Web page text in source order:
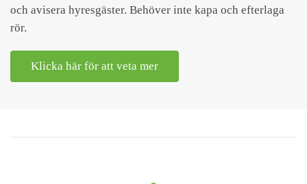
och avisera hyresgäster. Behöver inte kapa och efterlaga
rör.
Klicka här för att veta mer